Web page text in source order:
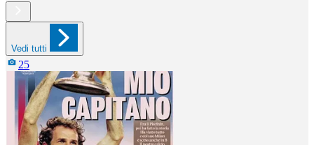
Vedi tutti
25